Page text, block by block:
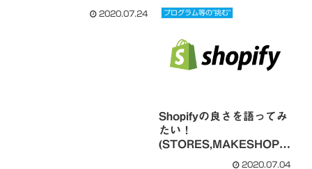
2020.07.24 プログラム等の"挑む"
Shopifyの良さを語ってみ
たい！
(STORES,MAKESHOPの
2020.07.04